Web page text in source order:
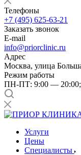
Телефоны
+7 (495) 625-63-21
Заказать звонок
E-mail
info@priorclinic.ru
Адрес
Москва, улица
Режим работы
ПН-ПТ: 9:00 —
Услуги
Цены
Специалисты